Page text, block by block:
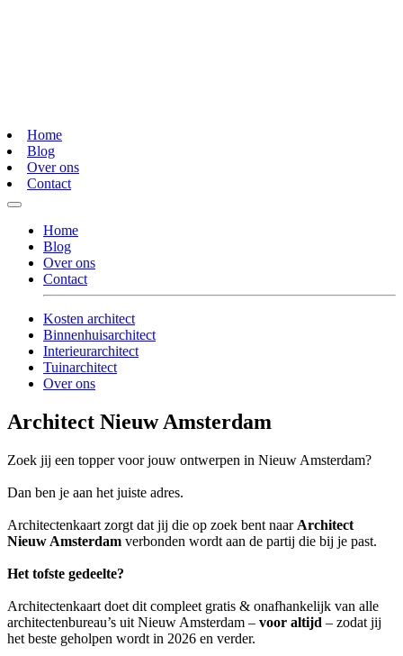
Home
Blog
Over ons
Contact
Home
Blog
Over ons
Contact
Kosten architect
Binnenhuisarchitect
Interieurarchitect
Tuinarchitect
Over ons
Architect Nieuw Amsterdam
Zoek jij een topper voor jouw ontwerpen in Nieuw Amsterdam?
Dan ben je aan het juiste adres.
Architectenkaart zorgt dat jij die op zoek bent naar Architect
Nieuw Amsterdam verbonden wordt aan de partij die bij je past.
Het tofste gedeelte?
Architectenkaart doet dit compleet gratis & onafhankelijk van alle
architectenbureau’s uit Nieuw Amsterdam – voor altijd – zodat jij
het beste geholpen wordt in 2026 en verder.